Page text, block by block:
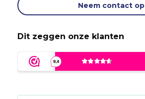
Neem contact op
Dit zeggen onze klanten